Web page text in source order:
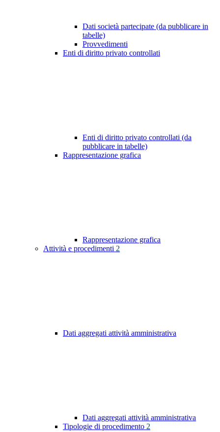
Dati società partecipate (da pubblicare in
tabelle)
Provvedimenti
Enti di diritto privato controllati
Enti di diritto privato controllati (da
pubblicare in tabelle)
Rappresentazione grafica
Rappresentazione grafica
Attività e procedimenti 2
Dati aggregati attività amministrativa
Dati aggregati attività amministrativa
Tipologie di procedimento 2